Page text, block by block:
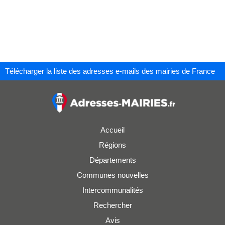
Télécharger la liste des adresses e-mails des mairies de France
Accueil
Régions
Départements
Communes nouvelles
Intercommunalités
Rechercher
Avis